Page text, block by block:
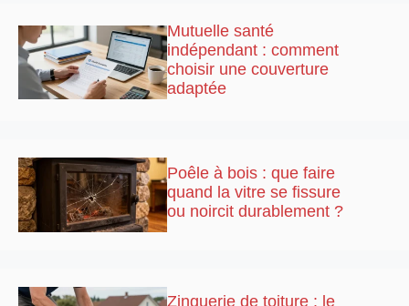
Mutuelle santé
indépendant : comment
choisir une couverture
adaptée
Poêle à bois : que faire
quand la vitre se fissure
ou noircit durablement ?
Zinguerie de toiture : le